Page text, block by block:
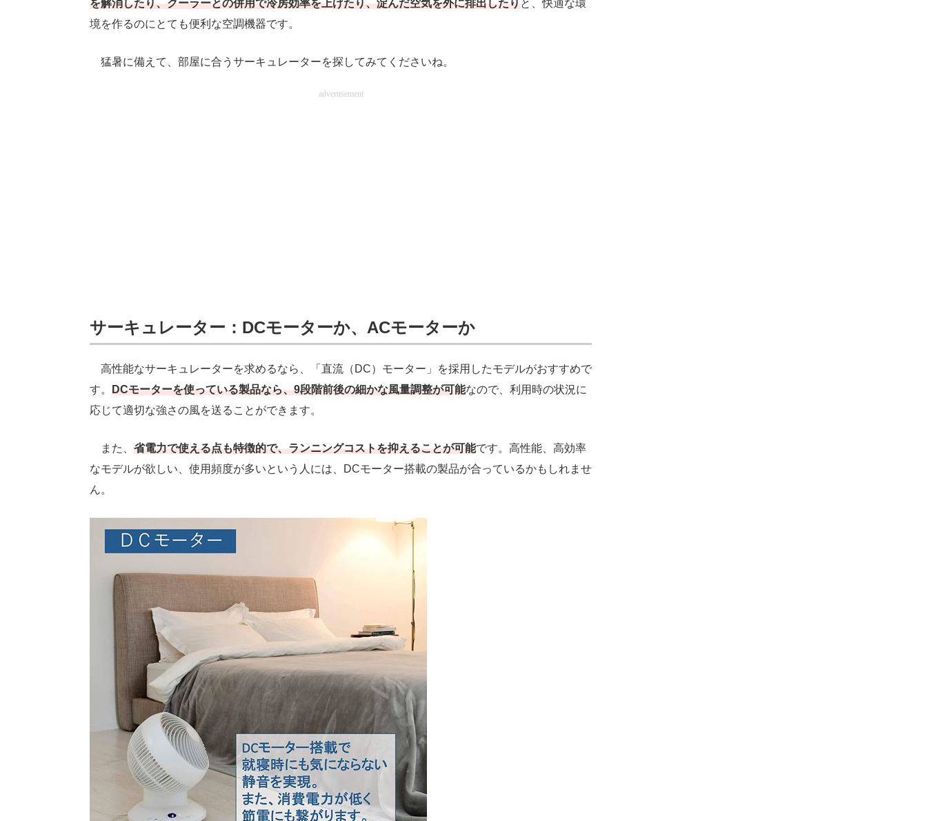
を解消したり、クーラーとの併用で冷房効率を上げたり、淀んだ空気を外に排出したりと、快適な環
境を作るのにとても便利な空調機器です。
猛暑に備えて、部屋に合うサーキュレーターを探してみてくださいね。
advertisement
サーキュレーター：DCモーターか、ACモーターか
高性能なサーキュレーターを求めるなら、「直流（DC）モーター」を採用したモデルがおすすめで
す。 DCモーターを使っている製品なら、9段階前後の細かな風量調整が可能なので、利用時の状況に
応じて適切な強さの風を送ることができます。
また、 省電力で使える点も特徴的で、ランニングコストを抑えることが可能です。高性能、高効率
なモデルが欲しい、使用頻度が多いという人には、DCモーター搭載の製品が合っているかもしれませ
ん。